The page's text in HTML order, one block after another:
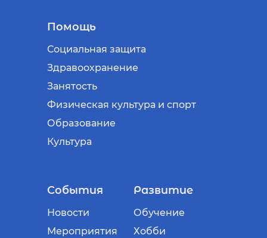
Помощь
Социальная защита
Здравоохранение
Занятость
Физическая культура и спорт
Образование
Культура
События
Новости
Мероприятия
Развитие
Обучение
Хобби